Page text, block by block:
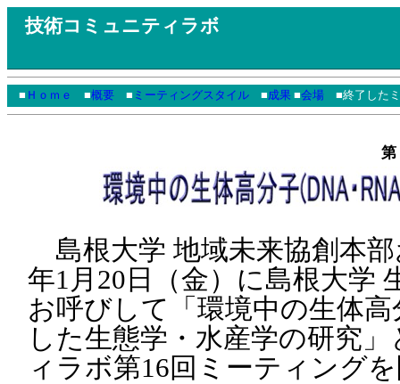
技術コミュニティラボ
■ Ｈｏｍｅ ■概要 ■ ミーティングスタイル ■成果 ■会場 ■終了した
第
島根大学 地域未来協創本
年1月20日（金）に島根大学
お呼びして「環境中の生体
した生態学・水産学の研究
ィラボ第16回ミーティング